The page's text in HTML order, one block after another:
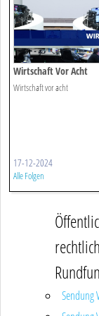
Wirtschaft Vor Acht
Wirtschaft vor acht
17-12-2024
Alle Folgen
Sendung